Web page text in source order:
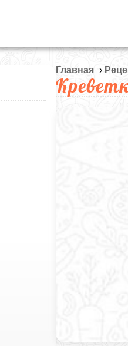
Главная ›